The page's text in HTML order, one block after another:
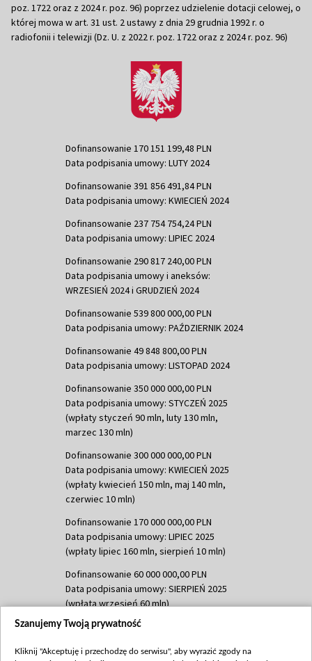
poz. 1722 oraz z 2024 r. poz. 96) poprzez udzielenie dotacji celowej, o
której mowa w art. 31 ust. 2 ustawy z dnia 29 grudnia 1992 r. o
radiofonii i telewizji (Dz. U. z 2022 r. poz. 1722 oraz z 2024 r. poz. 96)
Dofinansowanie 170 151 199,48 PLN
Data podpisania umowy: LUTY 2024
Dofinansowanie 391 856 491,84 PLN
Data podpisania umowy: KWIECIEŃ 2024
Dofinansowanie 237 754 754,24 PLN
Data podpisania umowy: LIPIEC 2024
Dofinansowanie 290 817 240,00 PLN
Data podpisania umowy i aneksów:
WRZESIEŃ 2024 i GRUDZIEŃ 2024
Dofinansowanie 539 800 000,00 PLN
Data podpisania umowy: PAŹDZIERNIK 2024
Dofinansowanie 49 848 800,00 PLN
Data podpisania umowy: LISTOPAD 2024
Dofinansowanie 350 000 000,00 PLN
Data podpisania umowy: STYCZEŃ 2025
(wpłaty styczeń 90 mln, luty 130 mln,
marzec 130 mln)
Dofinansowanie 300 000 000,00 PLN
Data podpisania umowy: KWIECIEŃ 2025
(wpłaty kwiecień 150 mln, maj 140 mln,
czerwiec 10 mln)
Dofinansowanie 170 000 000,00 PLN
Data podpisania umowy: LIPIEC 2025
(wpłaty lipiec 160 mln, sierpień 10 mln)
Dofinansowanie 60 000 000,00 PLN
Data podpisania umowy: SIERPIEŃ 2025
(wpłata wrzesień 60 mln)
Dofinansowanie 635 783 051,21 PLN
(wpłata wrzesień 100 mln, październik 350
Szanujemy Twoją prywatność
Kliknij "Akceptuję i przechodzę do serwisu", aby wyrazić zgody na